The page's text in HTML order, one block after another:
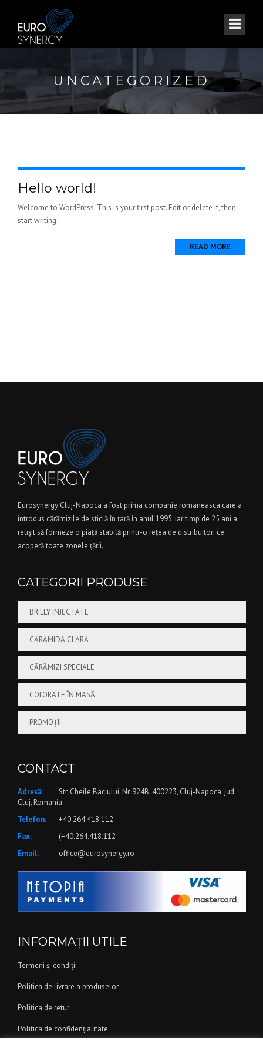
UNCATEGORIZED
Hello world!
Welcome to WordPress. This is your first post. Edit or delete it, then
start writing!
READ MORE
Eurosynergy Cluj-Napoca a fost prima companie romaneasca care a
introdus cărămizile de sticlă în ţară în anul 1995, iar timp de 25 ani a
reuşit să formeze o piaţă stabilă printr-o reţea de distribuitori ce
acoperă toate zonele ţării.
CATEGORII PRODUSE
BRILLY INJECTATE
CĂRĂMIDĂ CLARĂ
CĂRĂMIZI SPECIALE
COLORATE ÎN MASĂ
PROMOȚII
CONTACT
Adresă:
Str. Cheile Baciului, Nr. 924B, 400223, Cluj-Napoca, jud.
Cluj, Romania
Telefon:
+40.264.418.112
Fax:
(+40.264.418.112
Email:
office@eurosynergy.ro
INFORMAȚII UTILE
Termeni și condiții
Politica de livrare a produselor
Politica de retur
Politica de confidențialitate